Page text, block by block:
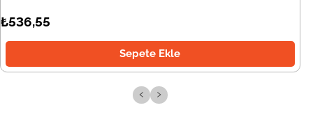
₺536,55
Sepete Ekle
‹ ›